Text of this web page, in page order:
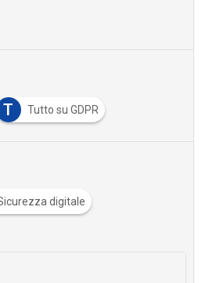
T Tutto su GDPR
digitale